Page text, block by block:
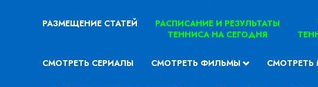
РАЗМЕЩЕНИЕ СТАТЕЙ
РАСПИСАНИЕ И РЕЗУЛЬТАТЫ
ТЕННИСА НА СЕГОДНЯ
СМОТРЕТЬ СЕРИАЛЫ СМОТРЕТЬ ФИЛЬМЫ